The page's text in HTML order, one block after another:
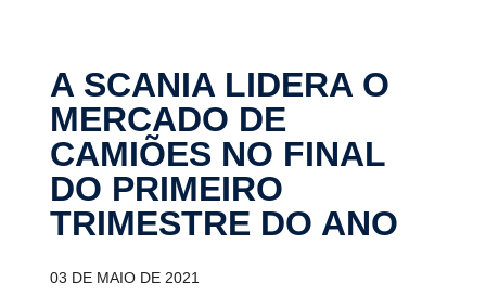
A SCANIA LIDERA O
MERCADO DE
CAMIÕES NO FINAL
DO PRIMEIRO
TRIMESTRE DO ANO
03 DE MAIO DE 2021